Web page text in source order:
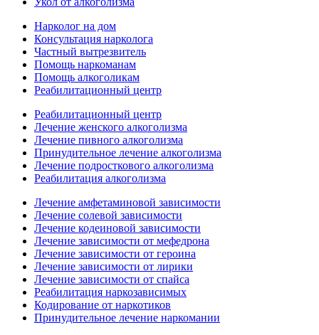
Нарколог на дом
Консультация нарколога
Частный вытрезвитель
Помощь наркоманам
Помощь алкоголикам
Реабилитационный центр
Реабилитационный центр
Лечение женского алкоголизма
Лечение пивного алкоголизма
Принудительное лечение алкоголизма
Лечение подросткового алкоголизма
Реабилитация алкоголизма
Лечение амфетаминовой зависимости
Лечение солевой зависимости
Лечение кодеиновой зависимости
Лечение зависимости от мефедрона
Лечение зависимости от героина
Лечение зависимости от лирики
Лечение зависимости от спайса
Реабилитация наркозависимых
Кодирование от наркотиков
Принудительное лечение наркомании